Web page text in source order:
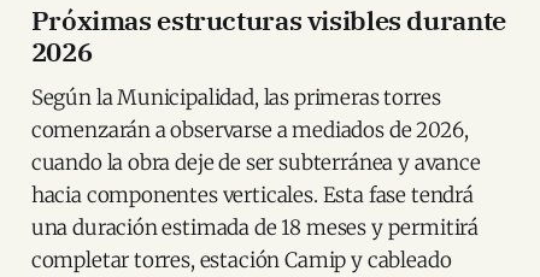
Próximas estructuras visibles durante
2026
Según la Municipalidad, las primeras torres
comenzarán a observarse a mediados de 2026,
cuando la obra deje de ser subterránea y avance
hacia componentes verticales. Esta fase tendrá
una duración estimada de 18 meses y permitirá
completar torres, estación Camip y cableado